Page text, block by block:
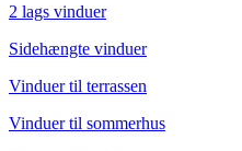
2 lags vinduer
Sidehængte vinduer
Vinduer til terrassen
Vinduer til sommerhus